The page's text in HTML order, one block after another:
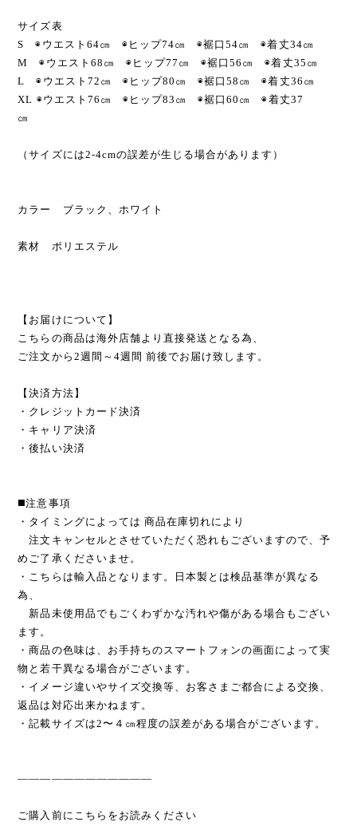
サイズ表
S ◉ウエスト64㎝ ◉ヒップ74㎝ ◉裾口54㎝ ◉着丈34㎝
M ◉ウエスト68㎝ ◉ヒップ77㎝ ◉裾口56㎝ ◉着丈35㎝
L ◉ウエスト72㎝ ◉ヒップ80㎝ ◉裾口58㎝ ◉着丈36㎝
XL ◉ウエスト76㎝ ◉ヒップ83㎝ ◉裾口60㎝ ◉着丈37
㎝
（サイズには2-4cmの誤差が生じる場合があります）
カラー ブラック、ホワイト
素材 ポリエステル
【お届けについて】
こちらの商品は海外店舗より直接発送となる為、
ご注文から2週間～4週間 前後でお届け致します。
【決済方法】
・クレジットカード決済
・キャリア決済
・後払い決済
◼️注意事項
・タイミングによっては 商品在庫切れにより
注文キャンセルとさせていただく恐れもございますので、予
めご了承くださいませ。
・こちらは輸入品となります。日本製とは検品基準が異なる
為、
新品未使用品でもごくわずかな汚れや傷がある場合もござい
ます。
・商品の色味は、お手持ちのスマートフォンの画面によって実
物と若干異なる場合がございます。
・イメージ違いやサイズ交換等、お客さまご都合による交換、
返品は対応出来かねます。
・記載サイズは2〜４㎝程度の誤差がある場合がございます。
————————————
ご購入前にこちらをお読みください